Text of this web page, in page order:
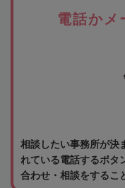
電話かメ
相談したい事務所が決
れている電話するボタ
合わせ・相談をするこ